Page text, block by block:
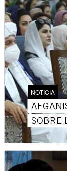
NOTICIA
SOBRE